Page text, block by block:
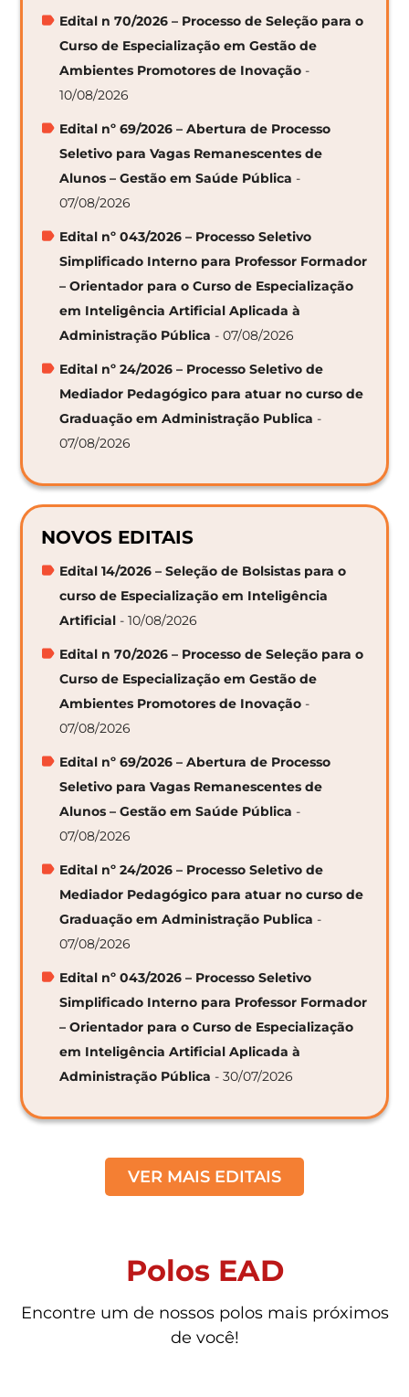
Edital n 70/2026 – Processo de Seleção para o
Curso de Especialização em Gestão de
Ambientes Promotores de Inovação -
10/08/2026
Edital nº 69/2026 – Abertura de Processo
Seletivo para Vagas Remanescentes de
Alunos – Gestão em Saúde Pública -
07/08/2026
Edital nº 043/2026 – Processo Seletivo
Simplificado Interno para Professor Formador
– Orientador para o Curso de Especialização
em Inteligência Artificial Aplicada à
Administração Pública - 07/08/2026
Edital nº 24/2026 – Processo Seletivo de
Mediador Pedagógico para atuar no curso de
Graduação em Administração Publica -
07/08/2026
NOVOS EDITAIS
Edital 14/2026 – Seleção de Bolsistas para o
curso de Especialização em Inteligência
Artificial - 10/08/2026
Edital n 70/2026 – Processo de Seleção para o
Curso de Especialização em Gestão de
Ambientes Promotores de Inovação -
07/08/2026
Edital nº 69/2026 – Abertura de Processo
Seletivo para Vagas Remanescentes de
Alunos – Gestão em Saúde Pública -
07/08/2026
Edital nº 24/2026 – Processo Seletivo de
Mediador Pedagógico para atuar no curso de
Graduação em Administração Publica -
07/08/2026
Edital nº 043/2026 – Processo Seletivo
Simplificado Interno para Professor Formador
– Orientador para o Curso de Especialização
em Inteligência Artificial Aplicada à
Administração Pública - 30/07/2026
VER MAIS EDITAIS
Polos EAD
Encontre um de nossos polos mais próximos
de você!